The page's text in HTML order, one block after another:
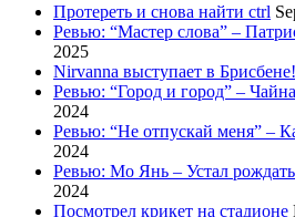
Протереть и снова найти ctrl
Ревью: “Мастер слова” –
2025
Nirvanna выступает в Брисбене!
Ревью: “Город и город” –
2024
Ревью: “Не отпускай меня” –
2024
Ревью: Мо Янь – Устал
2024
Посмотрел крикет на стадионе